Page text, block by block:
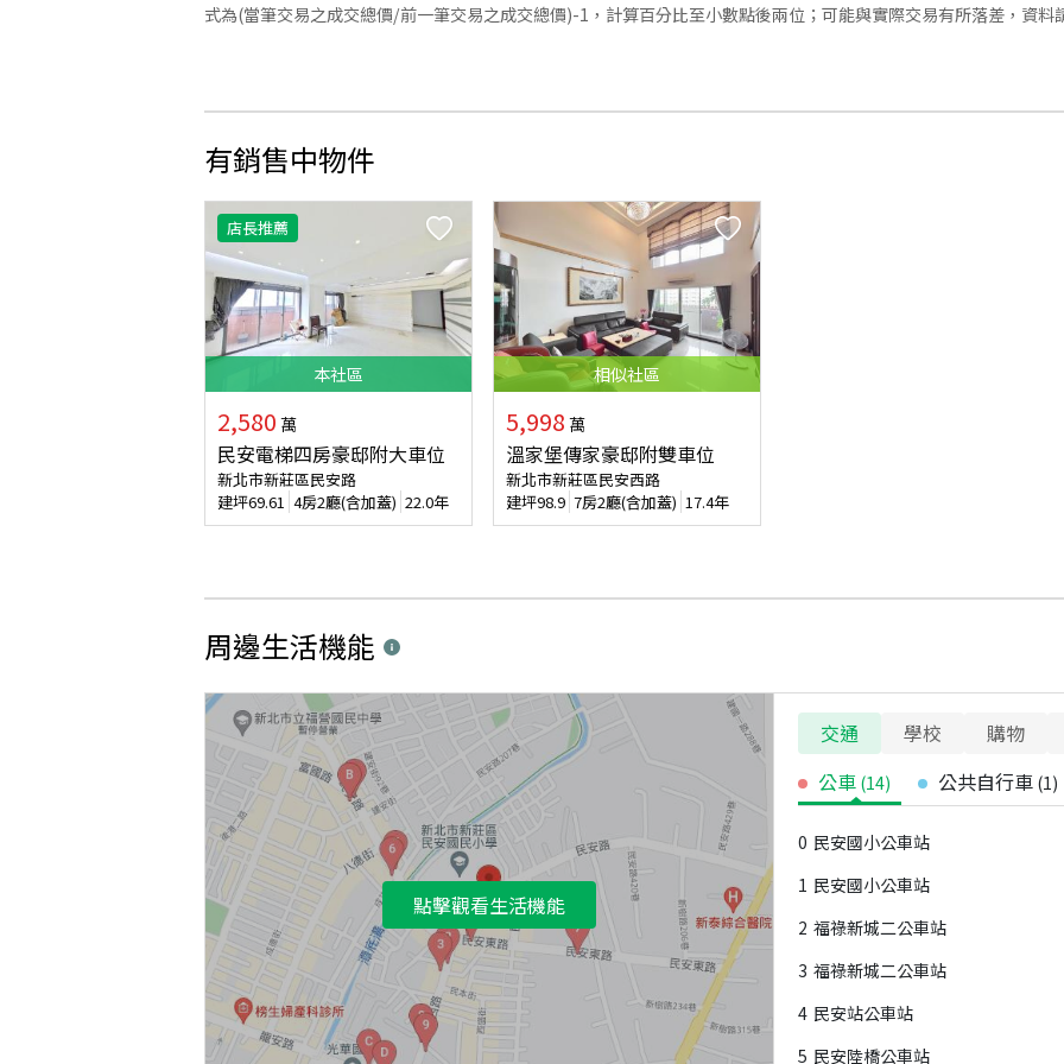
式為(當筆交易之成交總價/前一筆交易之成交總價)-1，計算百分比至小數點後兩位；可能與實際交易有所落差，資料
有銷售中物件
店長推薦
本社區
2,580 萬
民安電梯四房豪邸附大車位
新北市新莊區民安路
建坪69.61 4房2廳(含加蓋) 22.0年
相似社區
5,998 萬
溫家堡傳家豪邸附雙車位
新北市新莊區民安西路
建坪98.9 7房2廳(含加蓋) 17.4年
周邊生活機能
點擊觀看生活機能
交通 學校 購物
公車 (14) 公共自行車 (1)
0 民安國小公車站
1 民安國小公車站
2 福祿新城二公車站
3 福祿新城二公車站
4 民安站公車站
5 民安陸橋公車站